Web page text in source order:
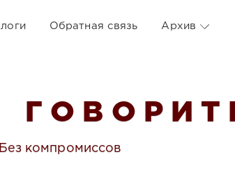
Обратная связь Архив
О В О Р И Т
Без компромиссов